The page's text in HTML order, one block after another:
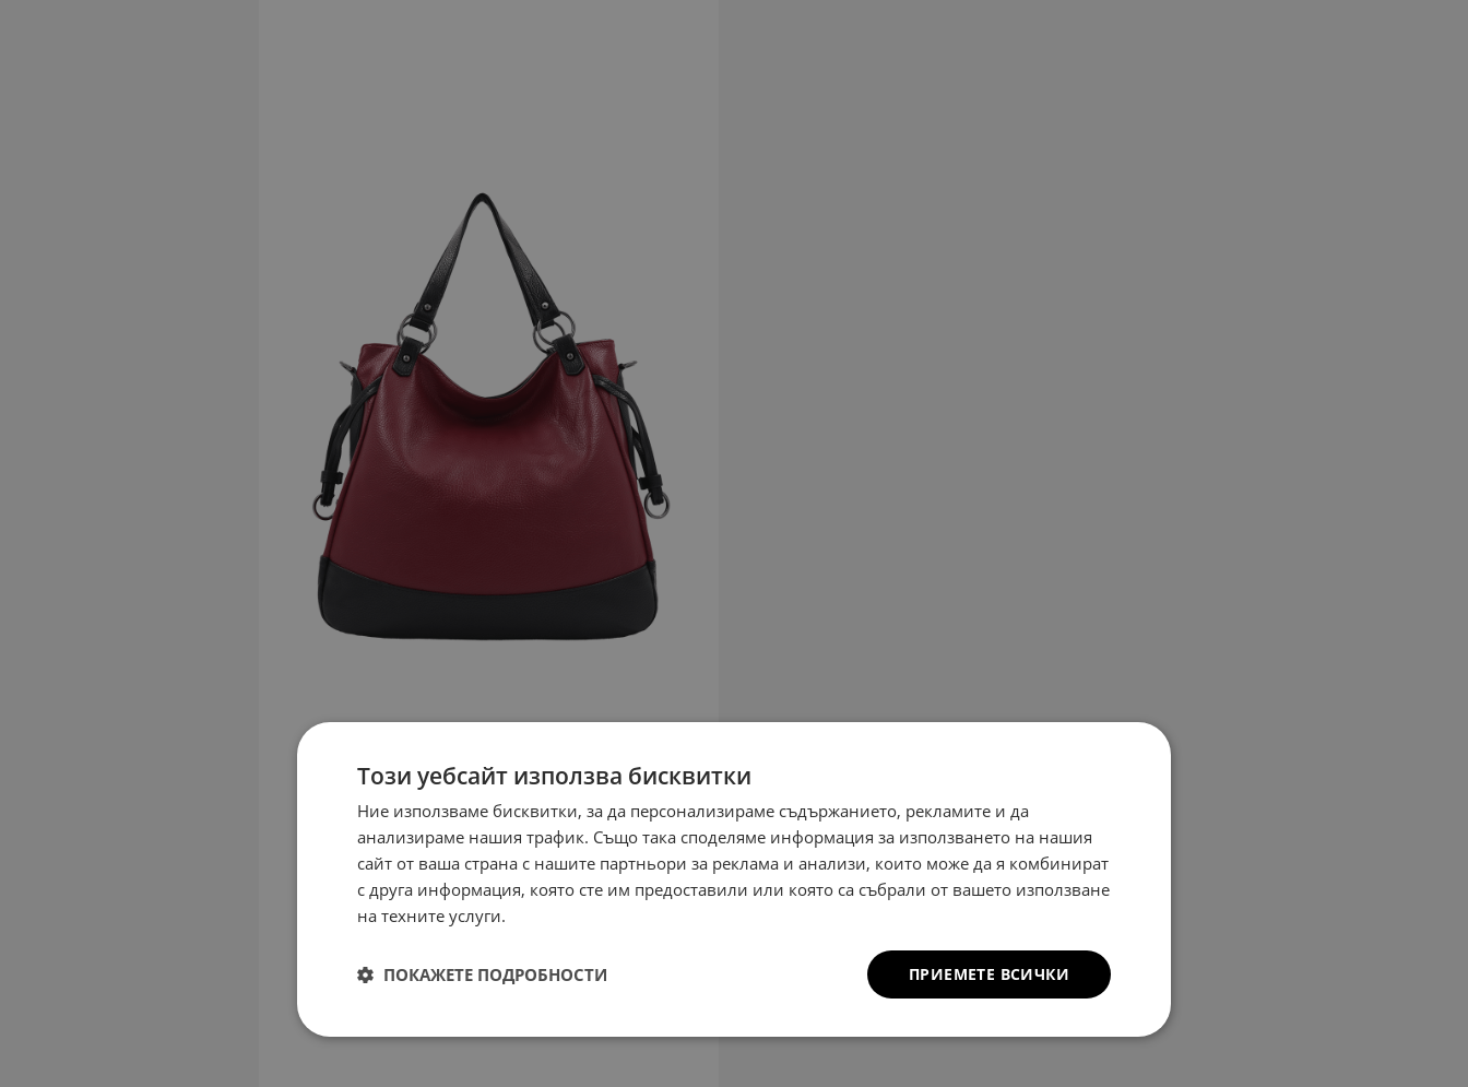
Този уебсайт използва бисквитки
Ние използваме бисквитки, за да персонализираме съдържанието, рекламите и да
анализираме нашия трафик. Също така споделяме информация за използването на нашия
сайт от ваша страна с нашите партньори за реклама и анализи, които може да я комбинират
с друга информация, която сте им предоставили или която са събрали от вашето използване
на техните услуги.
ПРИЕМЕТЕ ВСИЧКИ
ПОКАЖЕТЕ ПОДРОБНОСТИ